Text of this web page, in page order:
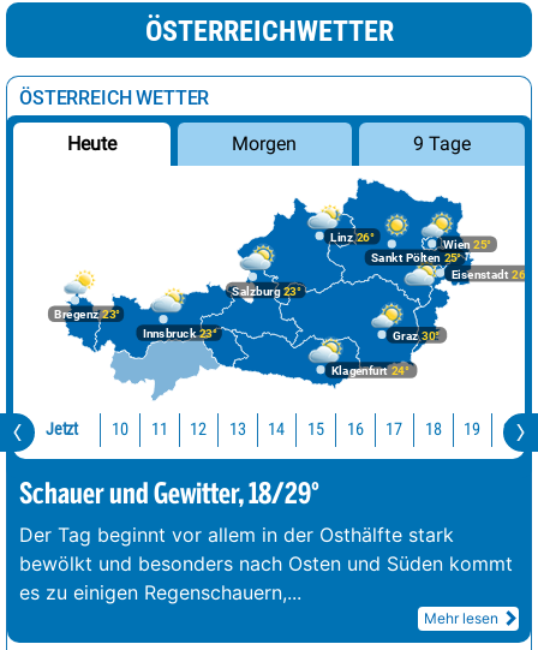
ÖSTERREICHWETTER
ÖSTERREICH WETTER
Heute Morgen 9 Tage
Bregenz23°
Graz30°
Innsbruck23°
Klagenfurt 24°
Linz26°
Salzburg23°
Wien 25°
Eisenstadt 26°
Sankt Pölten 25°
Jetzt 10 11 12 13 14 15 16 17 18 19 20
Schauer und Gewitter, 18/29°
Der Tag beginnt vor allem in der Osthälfte stark
bewölkt und besonders nach Osten und Süden kommt
es zu einigen Regenschauern,...
Mehr lesen